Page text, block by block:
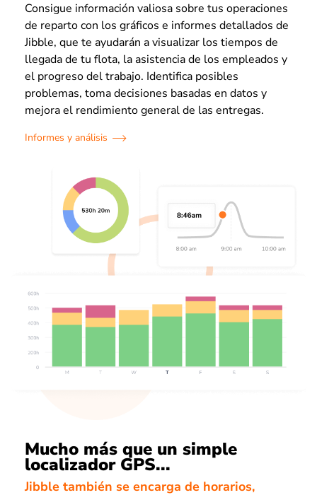
Consigue información valiosa sobre tus operaciones
de reparto con los gráficos e informes detallados de
Jibble, que te ayudarán a visualizar los tiempos de
llegada de tu flota, la asistencia de los empleados y
el progreso del trabajo. Identifica posibles
problemas, toma decisiones basadas en datos y
mejora el rendimiento general de las entregas.
Informes y análisis
Mucho más que un simple
localizador GPS...
Jibble también se encarga de horarios,